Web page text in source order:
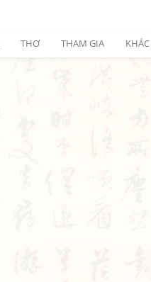
THƠ THAM GIA KHÁC